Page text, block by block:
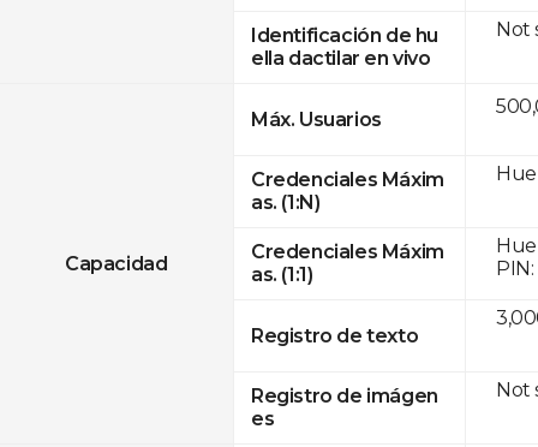
Identificación de hu
ella dactilar en vivo
Capacidad
Máx. Usuarios
Credenciales Máxim
as. (1:N)
Credenciales Máxim
as. (1:1)
Registro de texto
Registro de imágen
es
Not
Not